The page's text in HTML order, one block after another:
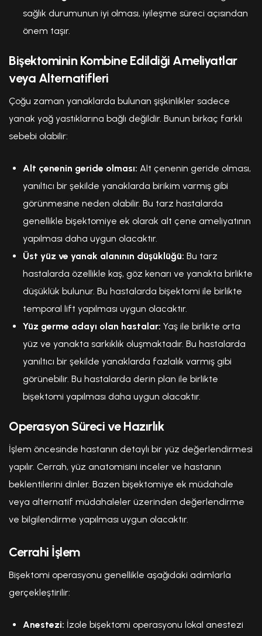
sağlık durumunun iyi olması, iyileşme süreci açısından
önem taşır.
Bişektominin Kombine Edildiği Ameliyatlar
veya Alternatifleri
Çoğu zaman yanaklarda bulunan şişkinlikler sadece
yanak yağ yastıklarına bağlı değildir. Bunun birkaç farklı
sebebi olabilir:
Alt çenenin geride olması: Alt çenenin geride olması,
yanıltıcı bir şekilde yanaklarda birikim varmış gibi
görünmesine neden olabilir. Bu tarz hastalarda
genellikle bişektomiye ek olarak alt çene ameliyatının
yapılması daha uygun olacaktır.
Üst yüz ve yanak alanının düşüklüğü: Bu tarz
hastalarda özellikle kaş, göz kenarı ve yanakta birlikte
düşüklük bulunur. Bu hastalarda bişektomi ile birlikte
temporal lift yapılması uygun olacaktır.
Yüz germe adayı olan hastalar: Yaş ile birlikte orta
yüz ve yanakta sarkıklık oluşmaktadır. Bu hastalarda
yanıltıcı bir şekilde yanaklarda fazlalık varmış gibi
görünebilir. Bu hastalarda derin plan ile birlikte
bişektomi yapılması daha uygun olacaktır.
Operasyon Süreci ve Hazırlık
İşlem öncesinde hastanın detaylı bir yüz değerlendirmesi
yapılır. Cerrah, yüz anatomisini inceler ve hastanın
beklentilerini dinler. Bazen bişektomiye ek müdahale
veya alternatif müdahaleler üzerinden değerlendirme
ve bilgilendirme yapılması uygun olacaktır.
Cerrahi İşlem
Bişektomi operasyonu genellikle aşağıdaki adımlarla
gerçekleştirilir:
Anestezi: İzole bişektomi operasyonu lokal anestezi